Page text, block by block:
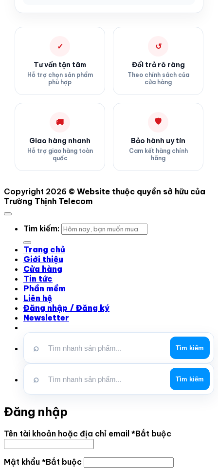
✓
Tư vấn tận tâm
Hỗ trợ chọn sản phẩm
phù hợp
↺
Đổi trả rõ ràng
Theo chính sách của
cửa hàng
🚚
Giao hàng nhanh
Hỗ trợ giao hàng toàn
quốc
🛡
Bảo hành uy tín
Cam kết hàng chính
hãng
Copyright 2026 © Website thuộc quyền sở hữu của
Trường Thịnh Telecom
Tìm kiếm:
Trang chủ
Giới thiệu
Cửa hàng
Tin tức
Phần mềm
Liên hệ
Đăng nhập / Đăng ký
Newsletter
⌕ Tìm kiếm
⌕ Tìm kiếm
Đăng nhập
Tên tài khoản hoặc địa chỉ email *Bắt buộc
Mật khẩu *Bắt buộc